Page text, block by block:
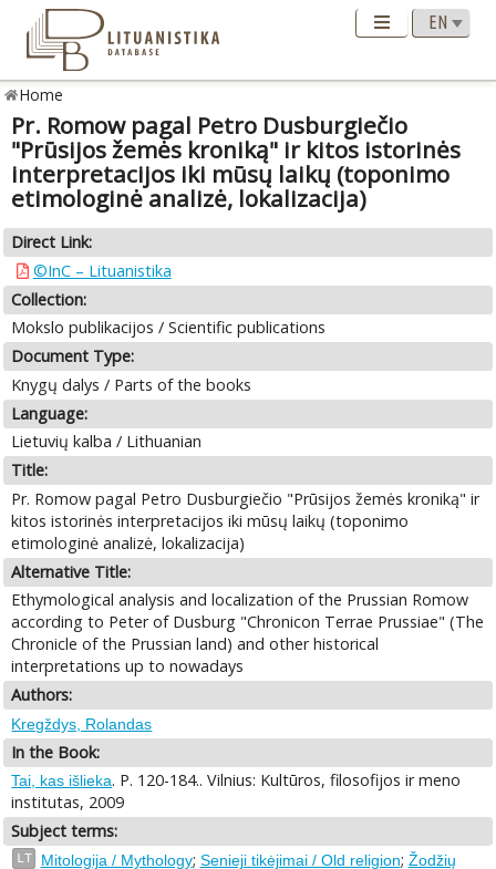
Home
Pr. Romow pagal Petro Dusburgiečio
"Prūsijos žemės kroniką" ir kitos istorinės
interpretacijos iki mūsų laikų (toponimo
etimologinė analizė, lokalizacija)
Direct Link:
©InC – Lituanistika
Collection:
Mokslo publikacijos / Scientific publications
Document Type:
Knygų dalys / Parts of the books
Language:
Lietuvių kalba / Lithuanian
Title:
Pr. Romow pagal Petro Dusburgiečio "Prūsijos žemės kroniką" ir
kitos istorinės interpretacijos iki mūsų laikų (toponimo
etimologinė analizė, lokalizacija)
Alternative Title:
Ethymological analysis and localization of the Prussian Romow
according to Peter of Dusburg "Chronicon Terrae Prussiae" (The
Chronicle of the Prussian land) and other historical
interpretations up to nowadays
Authors:
Kregždys, Rolandas
In the Book:
Tai, kas išlieka. P. 120-184.. Vilnius: Kultūros, filosofijos ir meno
institutas, 2009
Subject terms:
LT Mitologija / Mythology; Senieji tikėjimai / Old religion; Žodžių